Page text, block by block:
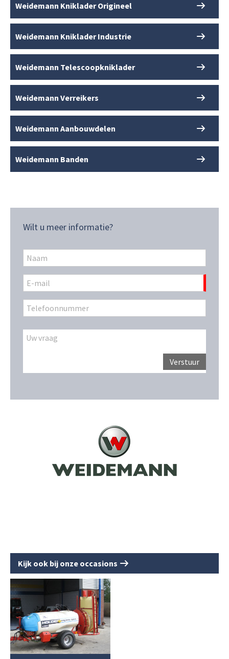
Weidemann Kniklader Origineel
Weidemann Kniklader Industrie
Weidemann Telescoopkniklader
Weidemann Verreikers
Weidemann Aanbouwdelen
Weidemann Banden
Wilt u meer informatie?
Kijk ook bij onze occasions